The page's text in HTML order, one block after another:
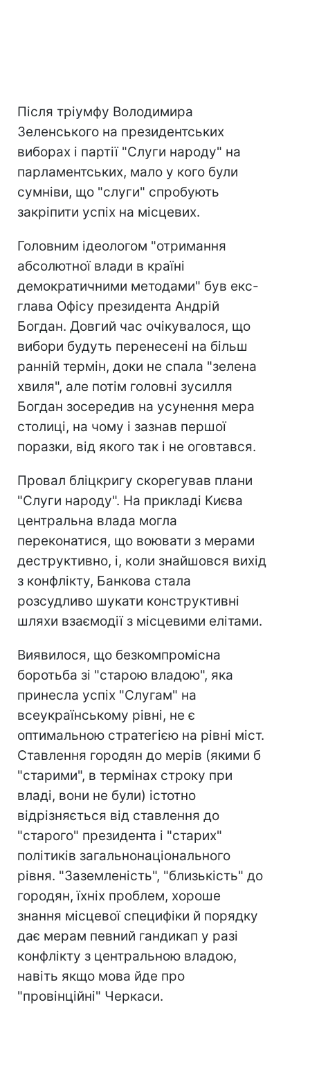
Після тріумфу Володимира
Зеленського на президентських
виборах і партії "Слуги народу" на
парламентських, мало у кого були
сумніви, що "слуги" спробують
закріпити успіх на місцевих.
Головним ідеологом "отримання
абсолютної влади в країні
демократичними методами" був екс-
глава Офісу президента Андрій
Богдан. Довгий час очікувалося, що
вибори будуть перенесені на більш
ранній термін, доки не спала "зелена
хвиля", але потім головні зусилля
Богдан зосередив на усунення мера
столиці, на чому і зазнав першої
поразки, від якого так і не оговтався.
Провал бліцкригу скорегував плани
"Слуги народу". На прикладі Києва
центральна влада могла
переконатися, що воювати з мерами
деструктивно, і, коли знайшовся вихід
з конфлікту, Банкова стала
розсудливо шукати конструктивні
шляхи взаємодії з місцевими елітами.
Виявилося, що безкомпромісна
боротьба зі "старою владою", яка
принесла успіх "Слугам" на
всеукраїнському рівні, не є
оптимальною стратегією на рівні міст.
Ставлення городян до мерів (якими б
"старими", в термінах строку при
владі, вони не були) істотно
відрізняється від ставлення до
"старого" президента і "старих"
політиків загальнонаціонального
рівня. "Заземленість", "близькість" до
городян, їхніх проблем, хороше
знання місцевої специфіки й порядку
дає мерам певний гандикап у разі
конфлікту з центральною владою,
навіть якщо мова йде про
"провінційні" Черкаси.